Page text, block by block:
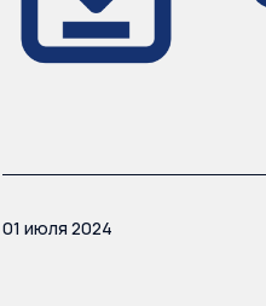
01 июля 2024